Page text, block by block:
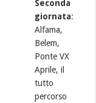
Seconda
giornata:
Alfama,
Belem,
Ponte VX
Aprile, il
tutto
percorso